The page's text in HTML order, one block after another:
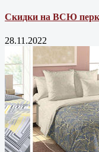
Скидки на ВСЮ
28.11.2022